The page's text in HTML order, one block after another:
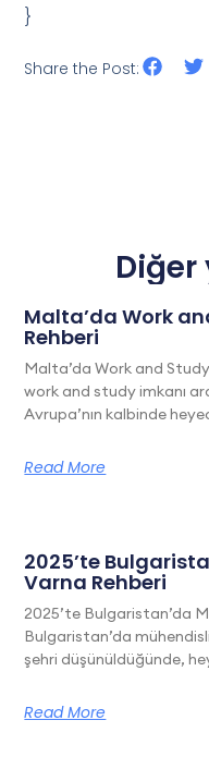
}
Share the Post:
Diğer
Malta’da Work
Rehberi
Malta’da Work and
work and study imkanı
Avrupa’nın kalbinde
Read More
2025’te
Varna Rehberi
2025’te Bulgaristan’da
Bulgaristan’da
şehri düşünüldüğünde,
Read More